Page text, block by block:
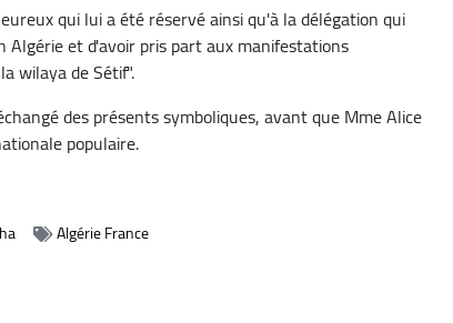
qui lui a été réservé ainsi qu'à la délégation qui
Algérie et d'avoir pris part aux manifestations
wilaya de Sétif".
des présents symboliques, avant que Mme Alice
populaire.
Algérie France